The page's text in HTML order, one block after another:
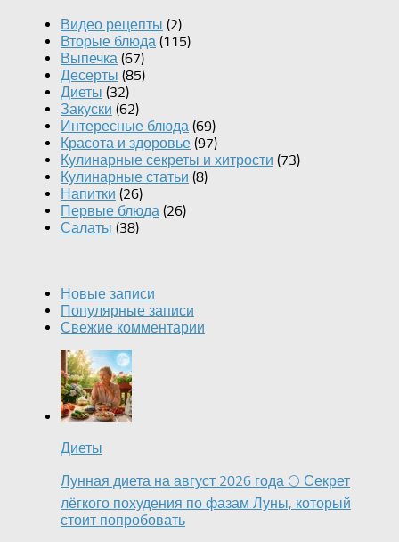
Видео рецепты (2)
Вторые блюда (115)
Выпечка (67)
Десерты (85)
Диеты (32)
Закуски (62)
Интересные блюда (69)
Красота и здоровье (97)
Кулинарные секреты и хитрости (73)
Кулинарные статьи (8)
Напитки (26)
Первые блюда (26)
Салаты (38)
Новые записи
Популярные записи
Свежие комментарии
Диеты
Лунная диета на август 2026 года 🌕 Секрет
лёгкого похудения по фазам Луны, который
стоит попробовать